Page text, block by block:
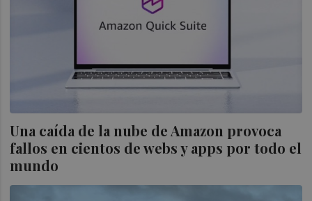
Una caída de la nube de Amazon provoca
fallos en cientos de webs y apps por todo el
mundo